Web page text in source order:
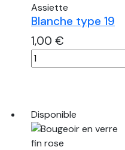
Assiette
Blanche type 19
1,00 €
quantité
de
19
Disponible